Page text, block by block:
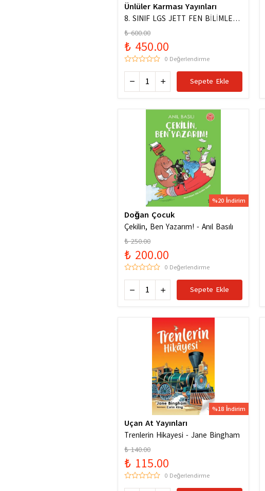
Ünlüler Karması Yayınları
8. SINIF LGS JETT FEN BİLİMLERİ
FASİKÜLLERİ
₺ 600.00
₺ 450.00
0 Değerlendirme
Sepete Ekle
%20 İndirim
Doğan Çocuk
Çekilin, Ben Yazarım! - Anıl Basılı
₺ 250.00
₺ 200.00
0 Değerlendirme
Sepete Ekle
%18 İndirim
Uçan At Yayınları
Trenlerin Hikayesi - Jane Bingham
₺ 140.00
₺ 115.00
0 Değerlendirme